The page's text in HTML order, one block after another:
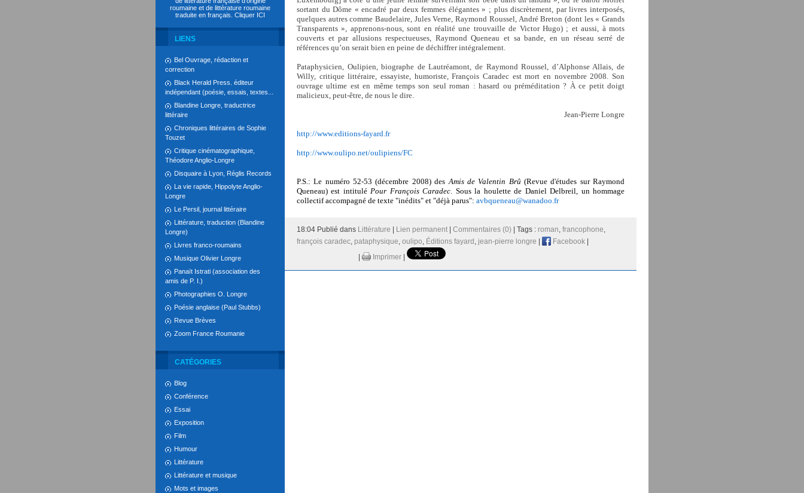
roumaine et de littérature roumaine
traduite en français. Cliquer ICI
LIENS
Bel Ouvrage, rédaction et
correction
Black Herald Press. éditeur
indépendant (poésie, essais, textes...
Blandine Longre, traductrice
littéraire
Chroniques littéraires de Sophie
Touzet
Critique cinématographique,
Théodore Anglio-Longre
Disquaire à Lyon, Réglis Records
La vie rapide, Hippolyte Anglio-
Longre
Le Persil, journal littéraire
Littérature, traduction (Blandine
Longre)
Livres franco-roumains
Musique Olivier Longre
Panaït Istrati (association des
amis de P. I.)
Photographies O. Longre
Poésie anglaise (Paul Stubbs)
Revue Brèves
Zoom France Roumanie
CATÉGORIES
Blog
Conférence
Essai
Exposition
Film
Humour
Littérature
Littérature et musique
Mots et images
sortant du Dôme « encadré par deux femmes élégantes » ; plus discrètement, par livres interposés,
quelques autres comme Baudelaire, Jules Verne, Raymond Roussel, André Breton (dont les « Grands
Transparents », apprenons-nous, sont en réalité une trouvaille de Victor Hugo) ; et aussi, à mots
couverts et par allusions respectueuses, Raymond Queneau et sa bande, en un réseau serré de
références qu’on serait bien en peine de déchiffrer intégralement.
Pataphysicien, Oulipien, biographe de Lautréamont, de Raymond Roussel, d’Alphonse Allais, de
Willy, critique littéraire, essayiste, humoriste, François Caradec est mort en novembre 2008. Son
ouvrage ultime est en même temps son seul roman : hasard ou préméditation ? À ce petit doigt
malicieux, peut-être, de nous le dire.
Jean-Pierre Longre
http://www.editions-fayard.fr
http://www.oulipo.net/oulipiens/FC
P.S.: Le numéro 52-53 (décembre 2008) desAmis de Valentin Brû (Revue d'études sur Raymond
Queneau) est intituléPour François Caradec. Sous la houlette de Daniel Delbreil, un hommage
collectif accompagné de texte "inédits" et "déjà parus": avbqueneau@wanadoo.fr
18:04 Publié dans Littérature Lien permanent Commentaires (0) | Tags : roman, francophone,
françois caradec, pataphysique, oulipo, Éditions fayard , jean-pierre longre Facebook
Imprimer